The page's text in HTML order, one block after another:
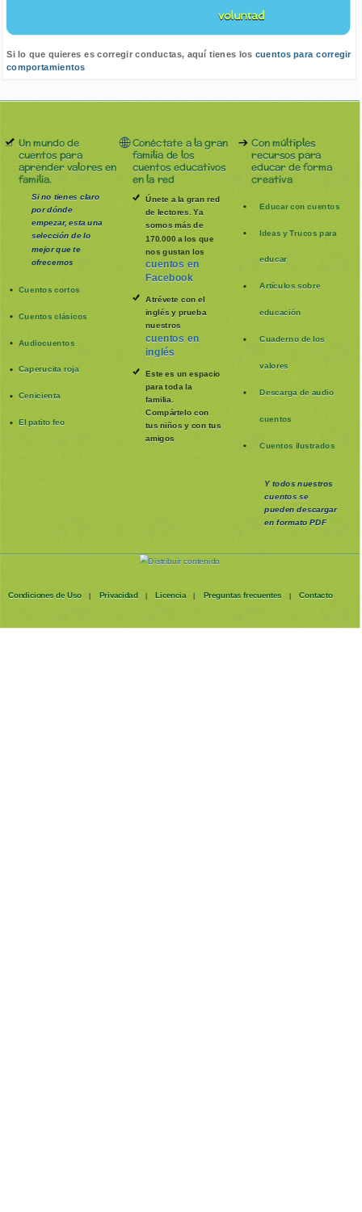
voluntad
Si lo que quieres es corregir conductas, aquí tienes los cuentos para corregir
comportamientos
Un mundo de
cuentos para
aprender valores en
familia.
Si no tienes claro
por dónde
empezar, esta una
selección de lo
mejor que te
ofrecemos
Cuentos cortos
Cuentos clásicos
Audiocuentos
Caperucita roja
Cenicienta
El patito feo
Conéctate a la gran
familia de los
cuentos educativos
en la red
Únete a la gran red
de lectores. Ya
somos más de
170.000 a los que
nos gustan los
cuentos en
Facebook
Atrévete con el
inglés y prueba
nuestros
cuentos en
inglés
Este es un espacio
para toda la
familia
Compártelo con
tus niños y con tus
amigos
Con múltiples
recursos para
educar de forma
creativa
Educar con cuentos
Ideas y Trucos para
educar
Artículos sobre
educación
Cuaderno de los
valores
Descarga de audio
cuentos
Cuentos ilustrados
Y todos nuestros
cuentos se
puedendescargar
en formato PDF
Condiciones de Uso | Privacidad | Licencia | Preguntas frecuentes | Contacto